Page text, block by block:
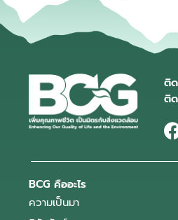
ติ
ติ
BCG คืออะไร
ความเป็นมา